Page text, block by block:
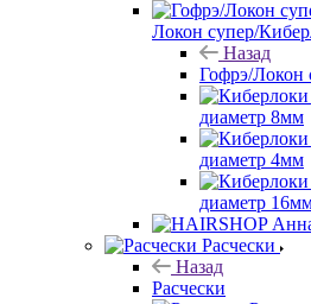
Локон супер/
Назад
Гофрэ/Локон
диаметр 8мм
диаметр 4мм
диаметр
Расчески
Назад
Расчески